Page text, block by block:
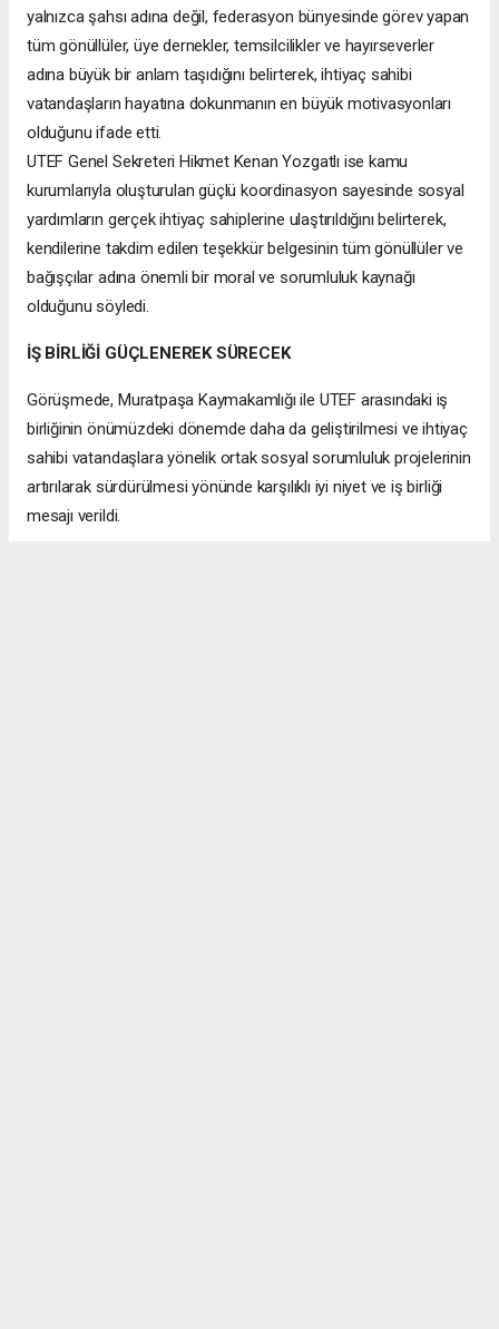
yalnızca şahsı adına değil, federasyon bünyesinde görev yapan
tüm gönüllüler, üye dernekler, temsilcilikler ve hayırseverler
adına büyük bir anlam taşıdığını belirterek, ihtiyaç sahibi
vatandaşların hayatına dokunmanın en büyük motivasyonları
olduğunu ifade etti.
UTEF Genel Sekreteri Hikmet Kenan Yozgatlı ise kamu
kurumlarıyla oluşturulan güçlü koordinasyon sayesinde sosyal
yardımların gerçek ihtiyaç sahiplerine ulaştırıldığını belirterek,
kendilerine takdim edilen teşekkür belgesinin tüm gönüllüler ve
bağışçılar adına önemli bir moral ve sorumluluk kaynağı
olduğunu söyledi.
İŞ BİRLİĞİ GÜÇLENEREK SÜRECEK
Görüşmede, Muratpaşa Kaymakamlığı ile UTEF arasındaki iş
birliğinin önümüzdeki dönemde daha da geliştirilmesi ve ihtiyaç
sahibi vatandaşlara yönelik ortak sosyal sorumluluk projelerinin
artırılarak sürdürülmesi yönünde karşılıklı iyi niyet ve iş birliği
mesajı verildi.